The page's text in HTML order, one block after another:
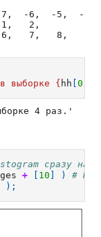
2,
выборке { hh [0
4 раз.'
сразу
+ 10 )
# При
);